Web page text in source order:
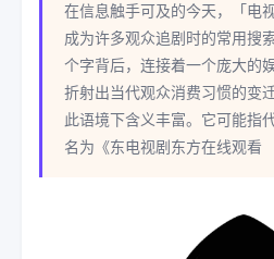
在信息触手可及的今天，「电
成为许多观众追剧时的常用搜
个字背后，连接着一个庞大的
折射出当代观众消费习惯的变
此语境下含义丰富。它可能指
名为《东电视剧东方在线观看